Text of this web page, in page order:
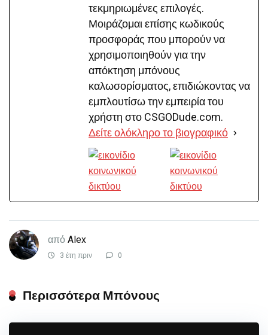
τεκμηριωμένες επιλογές.
Μοιράζομαι επίσης κωδικούς
προσφοράς που μπορούν να
χρησιμοποιηθούν για την
απόκτηση μπόνους
καλωσορίσματος, επιδιώκοντας να
εμπλουτίσω την εμπειρία του
χρήστη στο CSGODude.com.
Δείτε ολόκληρο το βιογραφικό
από Alex
3 έτη πριν 0
Περισσότερα Μπόνους